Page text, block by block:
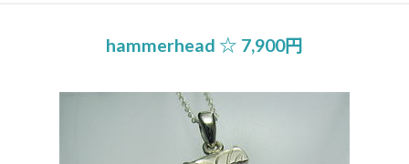
hammerhead ☆ 7,900円